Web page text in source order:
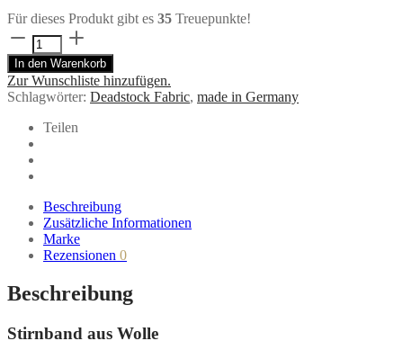
Für dieses Produkt gibt es 35 Treuepunkte!
Woll-
Stirnband
TAUPOL
Menge
In den Warenkorb
Zur Wunschliste hinzufügen.
Schlagwörter: Deadstock Fabric, made in Germany
Teilen
Beschreibung
Zusätzliche Informationen
Marke
Rezensionen 0
Beschreibung
Stirnband aus Wolle